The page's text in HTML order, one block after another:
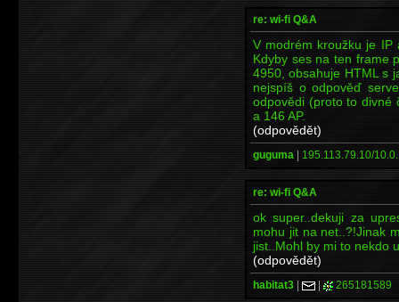
re: wi-fi Q&A
V modrém kroužku je IP
Kdyby ses na ten frame
4950, obsahuje HTML s
nejspíš o odpověď
odpovědi (proto to divné
a 146 AP.
(odpovědět)
guguma | 195.113.79.10/
re: wi-fi Q&A
ok super..dekuji za
mohu jit na net..?!Jinak
jist..Mohl by mi to nekdo
(odpovědět)
habitat3 | | 265181589